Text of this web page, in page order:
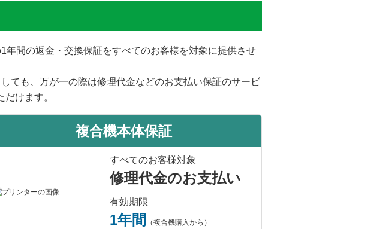
間の返金・交換保証をすべてのお客様を対象に提供させ
ても、万が一の際は修理代金などのお支払い保証のサービ
けます。
複合機本体保証
すべてのお客様対象
修理代金のお支払い
有効期限
1年間 （複合機購入から）